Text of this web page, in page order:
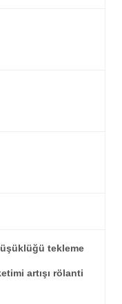
tekleme
artışı rölanti